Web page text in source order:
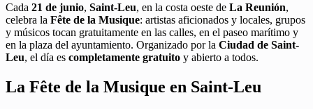
Cada 21 de junio, Saint-Leu, en la costa oeste de La Reunión,
celebra la Fête de la Musique: artistas aficionados y locales, grupos
y músicos tocan gratuitamente en las calles, en el paseo marítimo y
en la plaza del ayuntamiento. Organizado por la Ciudad de Saint-
Leu, el día es completamente gratuito y abierto a todos.
La Fête de la Musique en Saint-Leu